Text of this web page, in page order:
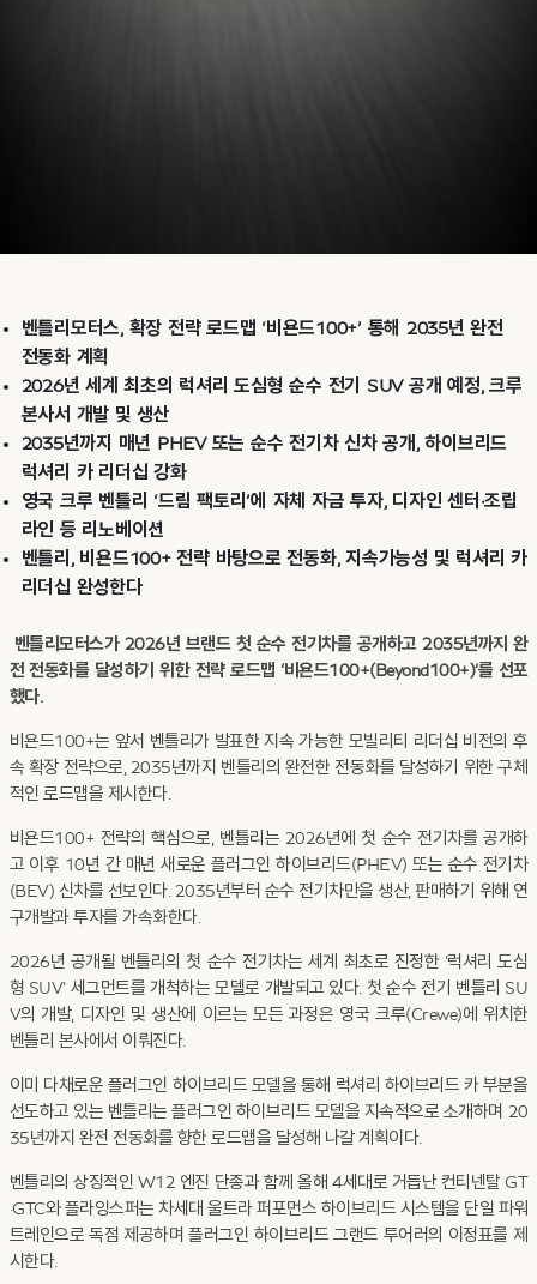
벤틀리모터스, 확장 전략 로드맵 ‘비욘드100+’ 통해 2035년 완전
전동화 계획
2026년 세계 최초의 럭셔리 도심형 순수 전기 SUV 공개 예정, 크루
본사서 개발 및 생산
2035년까지 매년 PHEV 또는 순수 전기차 신차 공개, 하이브리드
럭셔리 카 리더십 강화
영국 크루 벤틀리 ‘드림 팩토리’에 자체 자금 투자, 디자인 센터·조립
라인 등 리노베이션
벤틀리, 비욘드100+ 전략 바탕으로 전동화, 지속가능성 및 럭셔리 카
리더십 완성한다
벤틀리모터스가 2026년 브랜드 첫 순수 전기차를 공개하고 2035년까지 완
전 전동화를 달성하기 위한 전략 로드맵 ‘비욘드100+(Beyond100+)’를 선포
했다.
비욘드100+는 앞서 벤틀리가 발표한 지속 가능한 모빌리티 리더십 비전의 후
속 확장 전략으로, 2035년까지 벤틀리의 완전한 전동화를 달성하기 위한 구체
적인 로드맵을 제시한다.
비욘드100+ 전략의 핵심으로, 벤틀리는 2026년에 첫 순수 전기차를 공개하
고 이후 10년 간 매년 새로운 플러그인 하이브리드(PHEV) 또는 순수 전기차
(BEV) 신차를 선보인다. 2035년부터 순수 전기차만을 생산, 판매하기 위해 연
구개발과 투자를 가속화한다.
2026년 공개될 벤틀리의 첫 순수 전기차는 세계 최초로 진정한 ‘럭셔리 도심
형 SUV’ 세그먼트를 개척하는 모델로 개발되고 있다. 첫 순수 전기 벤틀리 SU
V의 개발, 디자인 및 생산에 이르는 모든 과정은 영국 크루(Crewe)에 위치한
벤틀리 본사에서 이뤄진다.
이미 다채로운 플러그인 하이브리드 모델을 통해 럭셔리 하이브리드 카 부분을
선도하고 있는 벤틀리는 플러그인 하이브리드 모델을 지속적으로 소개하며 20
35년까지 완전 전동화를 향한 로드맵을 달성해 나갈 계획이다.
벤틀리의 상징적인 W12 엔진 단종과 함께 올해 4세대로 거듭난 컨티넨탈 GT
·GTC와 플라잉스퍼는 차세대 울트라 퍼포먼스 하이브리드 시스템을 단일 파워
트레인으로 독점 제공하며 플러그인 하이브리드 그랜드 투어러의 이정표를 제
시한다.